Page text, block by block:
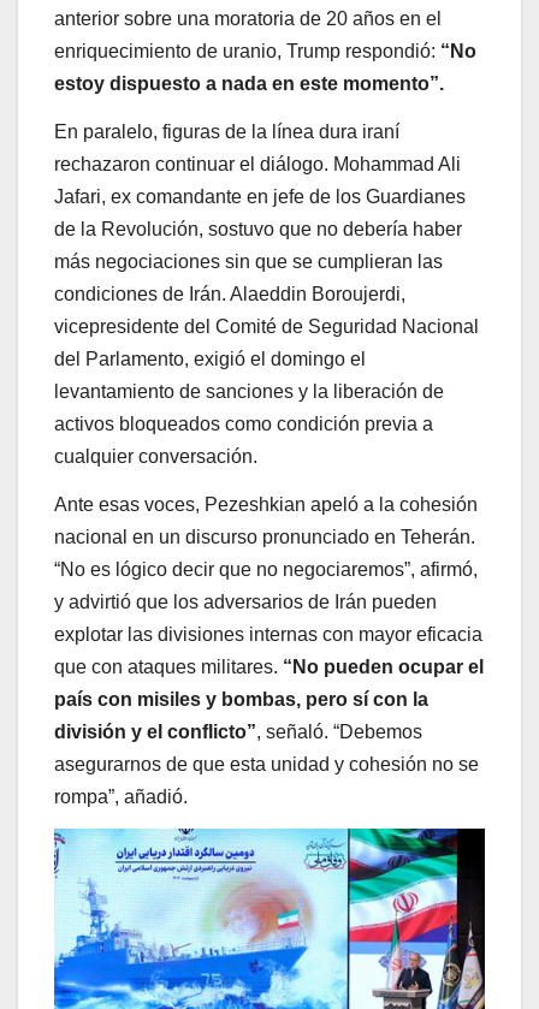
anterior sobre una moratoria de 20 años en el
enriquecimiento de uranio, Trump respondió: “No
estoy dispuesto a nada en este momento”.
En paralelo, figuras de la línea dura iraní
rechazaron continuar el diálogo. Mohammad Ali
Jafari, ex comandante en jefe de los Guardianes
de la Revolución, sostuvo que no debería haber
más negociaciones sin que se cumplieran las
condiciones de Irán. Alaeddin Boroujerdi,
vicepresidente del Comité de Seguridad Nacional
del Parlamento, exigió el domingo el
levantamiento de sanciones y la liberación de
activos bloqueados como condición previa a
cualquier conversación.
Ante esas voces, Pezeshkian apeló a la cohesión
nacional en un discurso pronunciado en Teherán.
“No es lógico decir que no negociaremos”, afirmó,
y advirtió que los adversarios de Irán pueden
explotar las divisiones internas con mayor eficacia
que con ataques militares. “No pueden ocupar el
país con misiles y bombas, pero sí con la
división y el conflicto”, señaló. “Debemos
asegurarnos de que esta unidad y cohesión no se
rompa”, añadió.